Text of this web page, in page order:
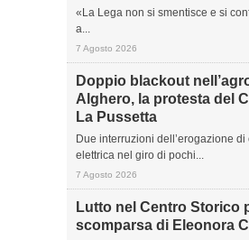
«La Lega non si smentisce e si
a...
7 Agosto 2026
Doppio blackout
Alghero, la protesta del
La Pussetta
Due interruzioni dell’erogazione di
elettrica nel giro di pochi...
7 Agosto 2026
Lutto nel Centro Storico
scomparsa di Eleonora